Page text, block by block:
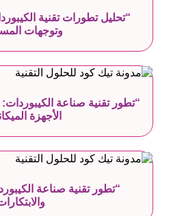
“تحليل تطورات تقنية
وتوجهات
“تطور تقنية صناعة
الأجهزة
“تطور تقنية صناعة